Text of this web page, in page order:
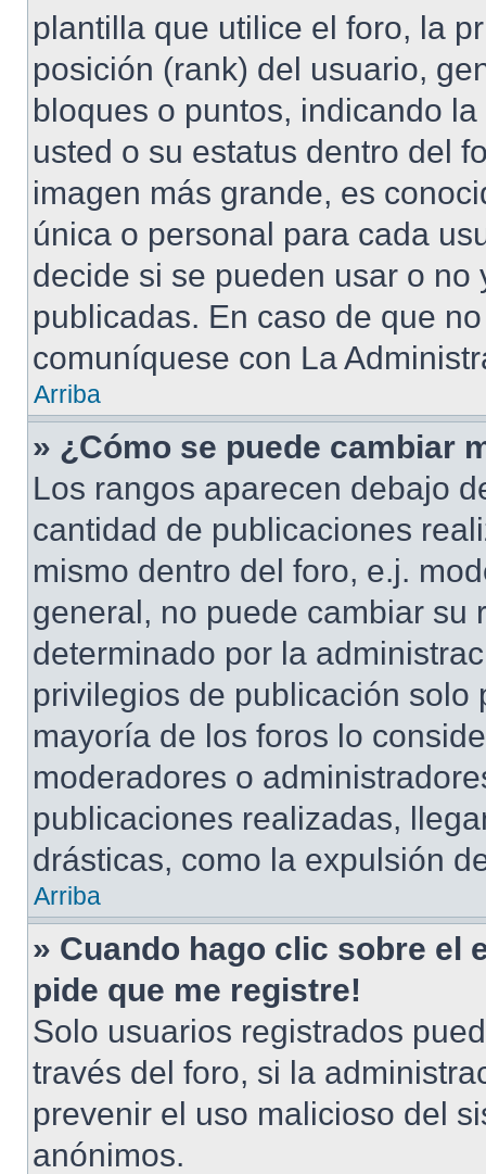
plantilla que utilice el foro, la
posición (rank) del usuario,
bloques o puntos, indicando
usted o su estatus dentro del
imagen más grande, es
única o personal para cada
decide si se pueden usar o
publicadas. En caso de que
comuníquese con La
Arriba
» ¿Cómo se puede cambiar
Los rangos aparecen debajo
cantidad de publicaciones
mismo dentro del foro, e.j.
general, no puede cambiar su
determinado por la
privilegios de publicación solo
mayoría de los foros lo
moderadores o
publicaciones realizadas,
drásticas, como la expulsión
Arriba
» Cuando hago clic sobre el
pide que me registre!
Solo usuarios registrados
través del foro, si la
prevenir el uso malicioso del
anónimos.